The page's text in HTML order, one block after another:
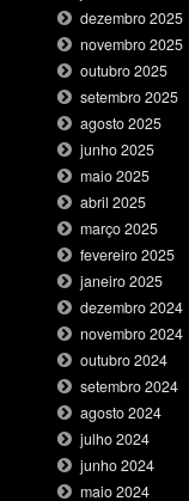
dezembro 2025
novembro 2025
outubro 2025
setembro 2025
agosto 2025
junho 2025
maio 2025
abril 2025
março 2025
fevereiro 2025
janeiro 2025
dezembro 2024
novembro 2024
outubro 2024
setembro 2024
agosto 2024
julho 2024
junho 2024
maio 2024